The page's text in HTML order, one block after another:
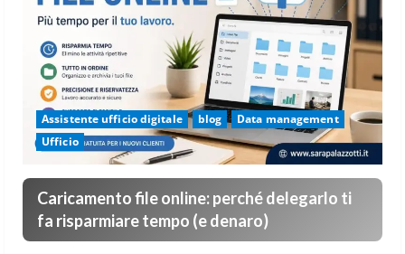
Assistente ufficio digitale blog
Data management
Ufficio
Caricamento file online: perché delegarlo ti
fa risparmiare tempo (e denaro)